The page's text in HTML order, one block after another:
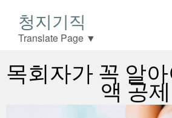
청지기직
Translate Page ▼
목회자가 꼭 알
액 공제